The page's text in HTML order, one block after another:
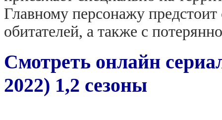
Главному персонажу
обитателей, а также с
Смотреть онлайн
2022) 1,2 сезоны